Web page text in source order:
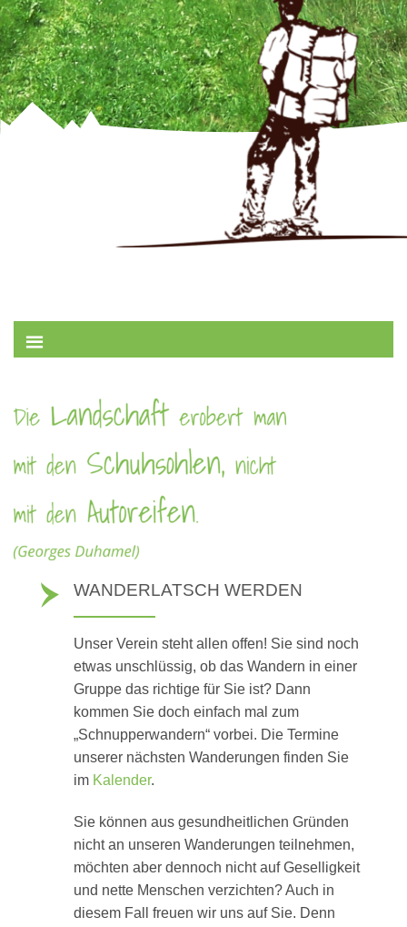
WANDERLATSCH WERDEN
Unser Verein steht allen offen! Sie sind noch
etwas unschlüssig, ob das Wandern in einer
Gruppe das richtige für Sie ist? Dann
kommen Sie doch einfach mal zum
„Schnupperwandern“ vorbei. Die Termine
unserer nächsten Wanderungen finden Sie
im Kalender.
Sie können aus gesundheitlichen Gründen
nicht an unseren Wanderungen teilnehmen,
möchten aber dennoch nicht auf Geselligkeit
und nette Menschen verzichten? Auch in
diesem Fall freuen wir uns auf Sie. Denn